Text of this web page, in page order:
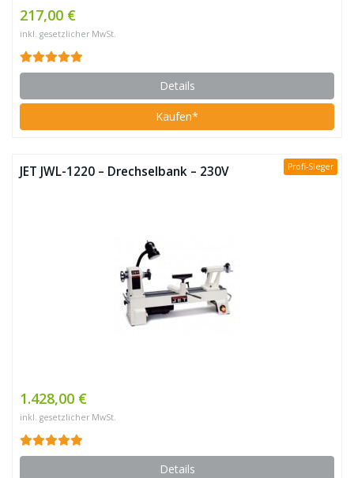
217,00 €
inkl. gesetzlicher MwSt.
Details
Kaufen*
Profi-SIeger
JET JWL-1220 – Drechselbank – 230V
1.428,00 €
inkl. gesetzlicher MwSt.
Details